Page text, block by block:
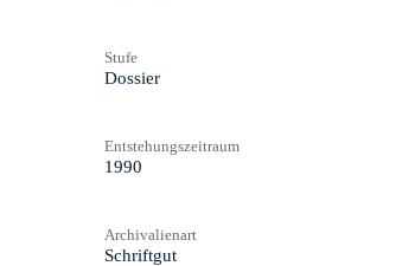
Stufe
Dossier
Entstehungszeitraum
1990
Archivalienart
Schriftgut